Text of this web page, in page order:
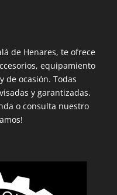
de Henares, te ofrece
equipamiento
de ocasión. Todas
y garantizadas.
o consulta nuestro